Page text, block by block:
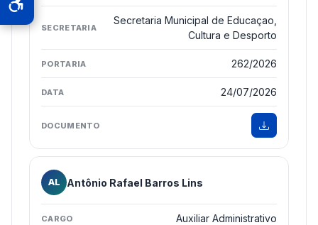
Secretaria Municipal de Educaçao,
Cultura e Desporto
262/2026
24/07/2026
AL Antônio Rafael Barros Lins
Auxiliar Administrativo